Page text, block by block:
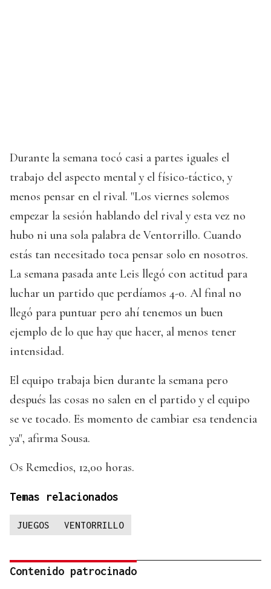
Durante la semana tocó casi a partes iguales el
trabajo del aspecto mental y el físico-táctico, y
menos pensar en el rival. "Los viernes solemos
empezar la sesión hablando del rival y esta vez no
hubo ni una sola palabra de Ventorrillo. Cuando
estás tan necesitado toca pensar solo en nosotros.
La semana pasada ante Leis llegó con actitud para
luchar un partido que perdíamos 4-0. Al final no
llegó para puntuar pero ahí tenemos un buen
ejemplo de lo que hay que hacer, al menos tener
intensidad.
El equipo trabaja bien durante la semana pero
después las cosas no salen en el partido y el equipo
se ve tocado. Es momento de cambiar esa tendencia
ya", afirma Sousa.
Os Remedios, 12,00 horas.
Temas relacionados
JUEGOS VENTORRILLO
Contenido patrocinado